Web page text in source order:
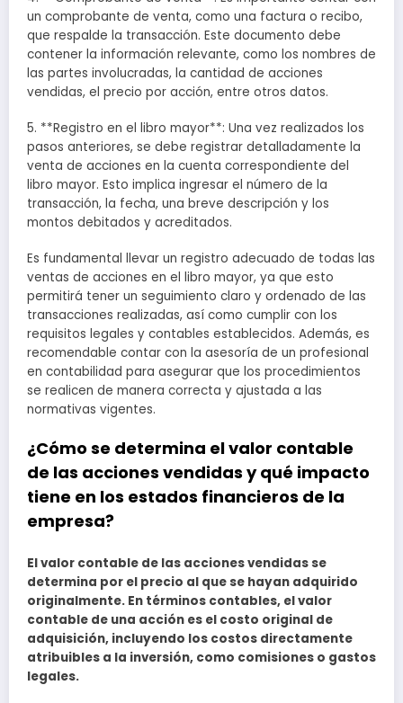
un comprobante de venta, como una factura o recibo,
que respalde la transacción. Este documento debe
contener la información relevante, como los nombres de
las partes involucradas, la cantidad de acciones
vendidas, el precio por acción, entre otros datos.
5. **Registro en el libro mayor**: Una vez realizados los
pasos anteriores, se debe registrar detalladamente la
venta de acciones en la cuenta correspondiente del
libro mayor. Esto implica ingresar el número de la
transacción, la fecha, una breve descripción y los
montos debitados y acreditados.
Es fundamental llevar un registro adecuado de todas las
ventas de acciones en el libro mayor, ya que esto
permitirá tener un seguimiento claro y ordenado de las
transacciones realizadas, así como cumplir con los
requisitos legales y contables establecidos. Además, es
recomendable contar con la asesoría de un profesional
en contabilidad para asegurar que los procedimientos
se realicen de manera correcta y ajustada a las
normativas vigentes.
¿Cómo se determina el valor contable
de las acciones vendidas y qué impacto
tiene en los estados financieros de la
empresa?
El valor contable de las acciones vendidas se
determina por el precio al que se hayan adquirido
originalmente. En términos contables, el valor
contable de una acción es el costo original de
adquisición, incluyendo los costos directamente
atribuibles a la inversión, como comisiones o gastos
legales.